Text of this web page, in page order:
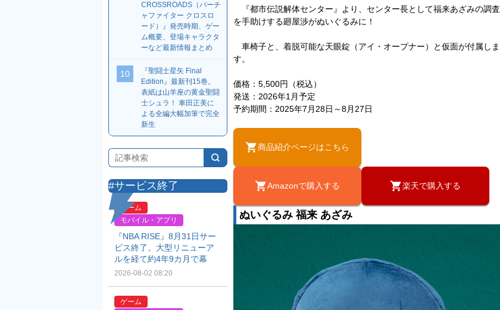
『都市伝説解体センター』より、センター長として福来あざみの調査
を手助けする廻屋渉がぬいぐるみに！
車椅子と、着脱可能な天眼錠（アイ・オープナー）と仮面が付属しま
す。
価格：5,500円（税込）
発送：2026年1月予定
予約期間：2025年7月28日～8月27日
商品紹介ページはこちら
Amazonで購入する 楽天で購入する
ぬいぐるみ 福来 あざみ
CROSSROADS（バーチ
ャファイター クロスロ
ード）』発売時期、ゲー
ム概要、登場キャラクタ
ーなど最新情報まとめ
10
『聖闘士星矢 Final
Edition』最新刊15巻。
表紙は山羊座の黄金聖闘
士シュラ！ 車田正美に
よる全編大幅加筆で完全
新生
#サービス終了
ゲーム
モバイル・アプリ
『NBA RISE』8月31日サー
ビス終了。大型リニューア
ルを経て約4年9カ月で幕
2026-08-02 08:20
ゲーム